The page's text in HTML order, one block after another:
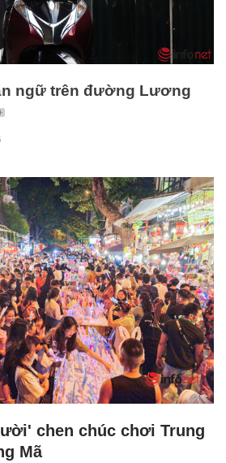
ngữ trên đường Lương
chen chúc chơi Trung
Mã